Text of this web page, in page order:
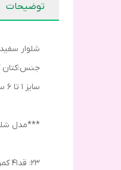
توضیحات
شلوار سفید
جنس:کتان
سایز ۱ تا ۶ سال
***مدل
۲۳: قد۴۱ کمر تافاق۲۱ عرض کمر۲۴